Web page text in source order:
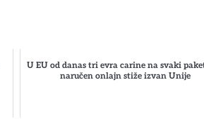
U EU od danas tri evra carine na svaki
naručen onlajn stiže izvan Unije